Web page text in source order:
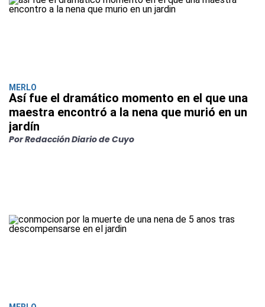
MERLO
Así fue el dramático momento en el que una
maestra encontró a la nena que murió en un
jardín
Por Redacción Diario de Cuyo